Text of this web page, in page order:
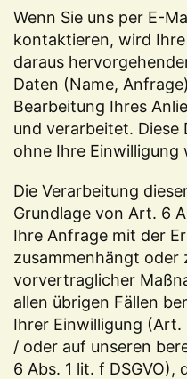
Wenn Sie uns per E-
kontaktieren, wird
daraus
Daten (Name,
Bearbeitung Ihres
und verarbeitet.
ohne Ihre Einwilligung
Die Verarbeitung
Grundlage von Art. 6
Ihre Anfrage mit der
zusammenhängt oder
vorvertraglicher
allen übrigen Fällen
Ihrer Einwilligung (Art.
/ oder auf unseren
6 Abs. 1 lit. f